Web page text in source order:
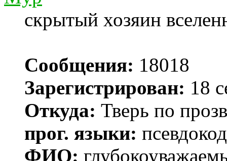
скрытый хозяин
Сообщения: 18018
Зарегистрирован: 18
Откуда: Тверь по
прог. языки:
ФИО: